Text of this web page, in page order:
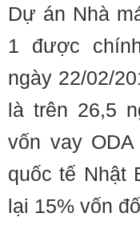
Dự án Nhà
1 được
ngày 22/02/
là trên 26,5
vốn vay
quốc tế Nhật
lại 15% vốn